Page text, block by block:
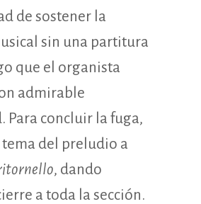
de sostener la
sin una partitura
que el organista
admirable
Para concluir la fuga,
del preludio a
, dando
a toda la sección.